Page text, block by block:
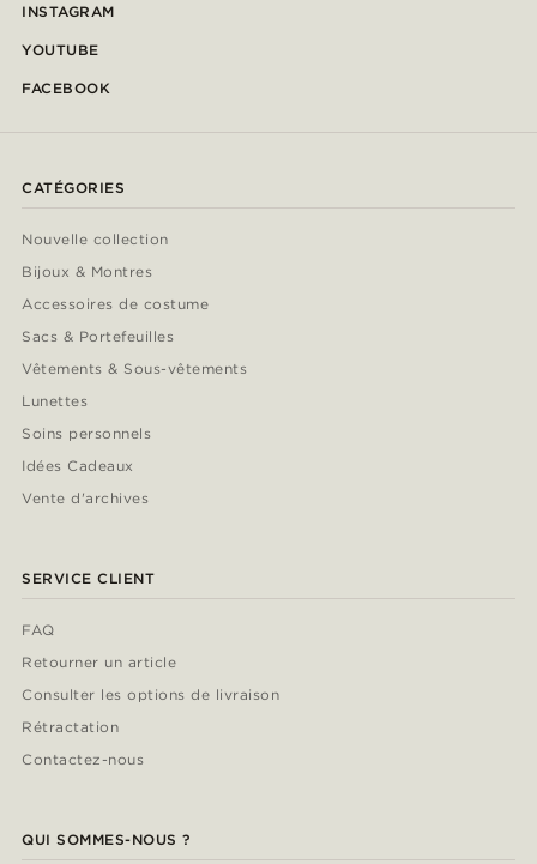
INSTAGRAM
YOUTUBE
FACEBOOK
CATÉGORIES
Nouvelle collection
Bijoux & Montres
Accessoires de costume
Sacs & Portefeuilles
Vêtements & Sous-vêtements
Lunettes
Soins personnels
Idées Cadeaux
Vente d'archives
SERVICE CLIENT
FAQ
Retourner un article
Consulter les options de livraison
Rétractation
Contactez-nous
QUI SOMMES-NOUS ?